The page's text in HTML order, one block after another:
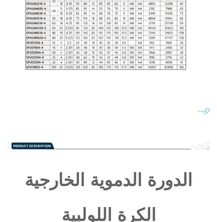
الدورة الدموية الخارجية
الكرة اللولبية